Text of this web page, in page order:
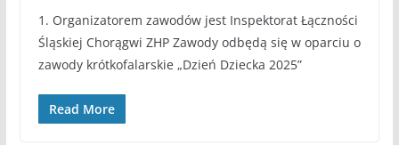
1. Organizatorem zawodów jest Inspektorat Łączności
Śląskiej Chorągwi ZHP Zawody odbędą się w oparciu o
zawody krótkofalarskie „Dzień Dziecka 2025”
Read More